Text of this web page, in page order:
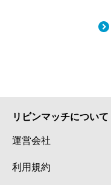
リビンマッチについて
運営会社
利用規約